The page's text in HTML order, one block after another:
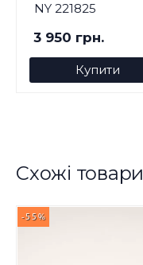
NY 221825
3 950 грн.
Купити
Схожі товари
-55%